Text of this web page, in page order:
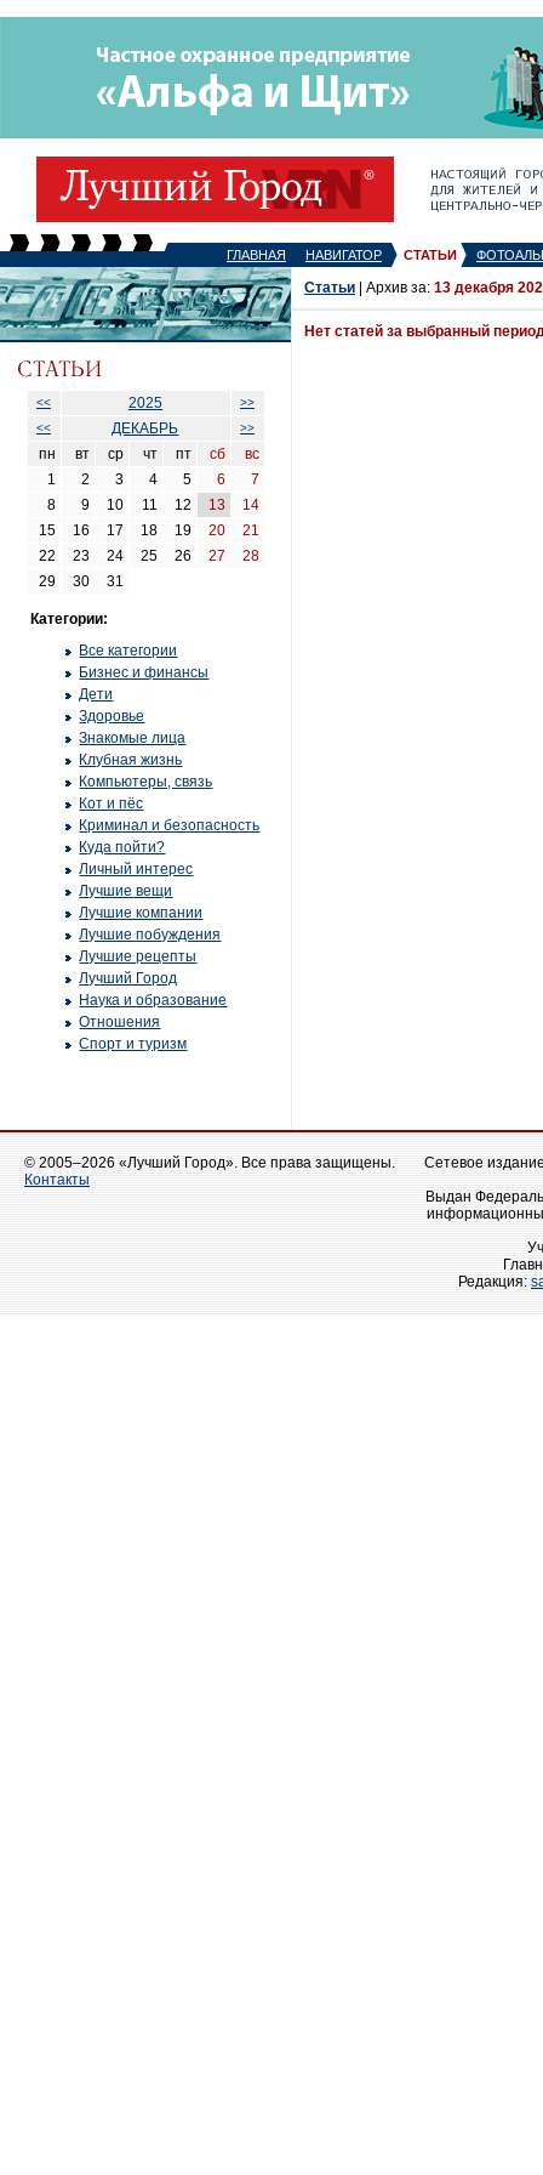
ГЛАВНАЯ НАВИГАТОР СТАТЬИ
<< 2025
>>
<<
ДЕКАБРЬ >>
пн вт ср чт пт сб
вс
1
2 3 4 5 6
7
8
9 10 11 12 13
14
15
16 17 18 19 20
21
22
23 24 25 26 27
28
29
30 31
Категории:
Все категории
Бизнес и финансы
Дети
Здоровье
Знакомые лица
Клубная жизнь
Компьютеры, связь
Кот и пёс
Криминал и безопасность
Куда пойти?
Личный интерес
Лучшие вещи
Лучшие компании
Лучшие побуждения
Лучшие рецепты
Лучший Город
Наука и образование
Отношения
Спорт и туризм
Статьи | Архив за: 13 декабря
Нет статей за выбранный
© 2005–2026 «Лучший Город». Все права защищены.
Контакты
Сетевое
Выдан
Редакция: